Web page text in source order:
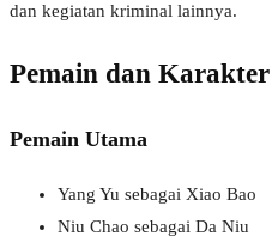
dan kegiatan kriminal lainnya.
Pemain dan Karakter
Pemain Utama
Yang Yu sebagai Xiao Bao
Niu Chao sebagai Da Niu